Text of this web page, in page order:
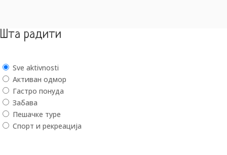
Шта радити
Sve aktivnosti
Активан одмор
Гастро понуда
Забава
Пешачке туре
Спорт и рекреација